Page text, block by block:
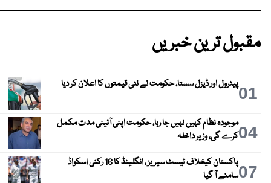
مقبول ترین خبریں
01پیٹرول اور ڈیزل سستا، حکومت نے نئی قیمتوں کا اعلان کر دیا
04موجودہ نظام کہیں نہیں جا رہا، حکومت اپنی آئینی مدت مکمل
کرے گی، وزیر داخلہ
07
پاکستان کیخلاف ٹیسٹ سیریز ، انگلینڈ کا 16 رکنی اسکواڈ
سامنے آ گیا